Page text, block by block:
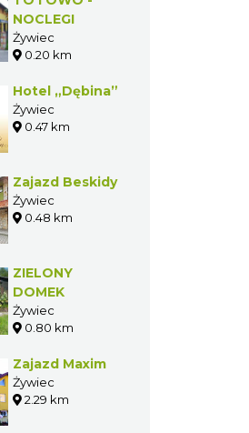
NOCLEGI
Żywiec
0.20 km
Hotel „Dębina”
Żywiec
0.47 km
Zajazd Beskidy
Żywiec
0.48 km
ZIELONY
DOMEK
Żywiec
0.80 km
Zajazd Maxim
Żywiec
2.29 km